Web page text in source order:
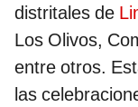
distritales de
Los Olivos,
entre otros.
las